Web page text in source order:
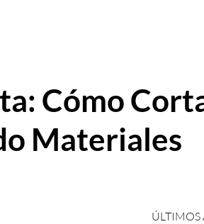
Cómo
Materiales
ÚLTIMOS